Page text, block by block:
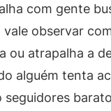
com gente
observar
ou atrapalha a
alguém tenta
seguidores